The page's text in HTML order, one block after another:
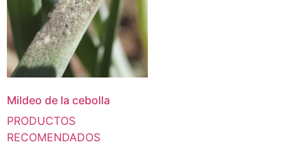
Mildeo de la cebolla
PRODUCTOS
RECOMENDADOS